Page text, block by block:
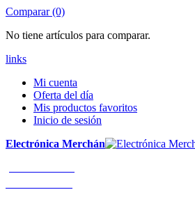
Comparar (0)
No tiene artículos para comparar.
links
Mi cuenta
Oferta del día
Mis productos favoritos
Inicio de sesión
Electrónica Merchán